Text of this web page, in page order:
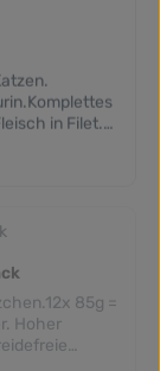
in Filet.
veränderte
85g =
Hoher